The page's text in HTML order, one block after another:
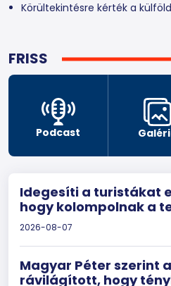
FRISS
Podcast
Idegesíti a turistákat
hogy kolompolnak a
2026-08-07
Magyar Péter szerint
rávilágított, hogy
Körültekintésre kérték a